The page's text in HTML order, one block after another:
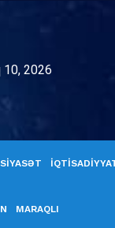
10, 2026
SİYASƏT
MARAQLI